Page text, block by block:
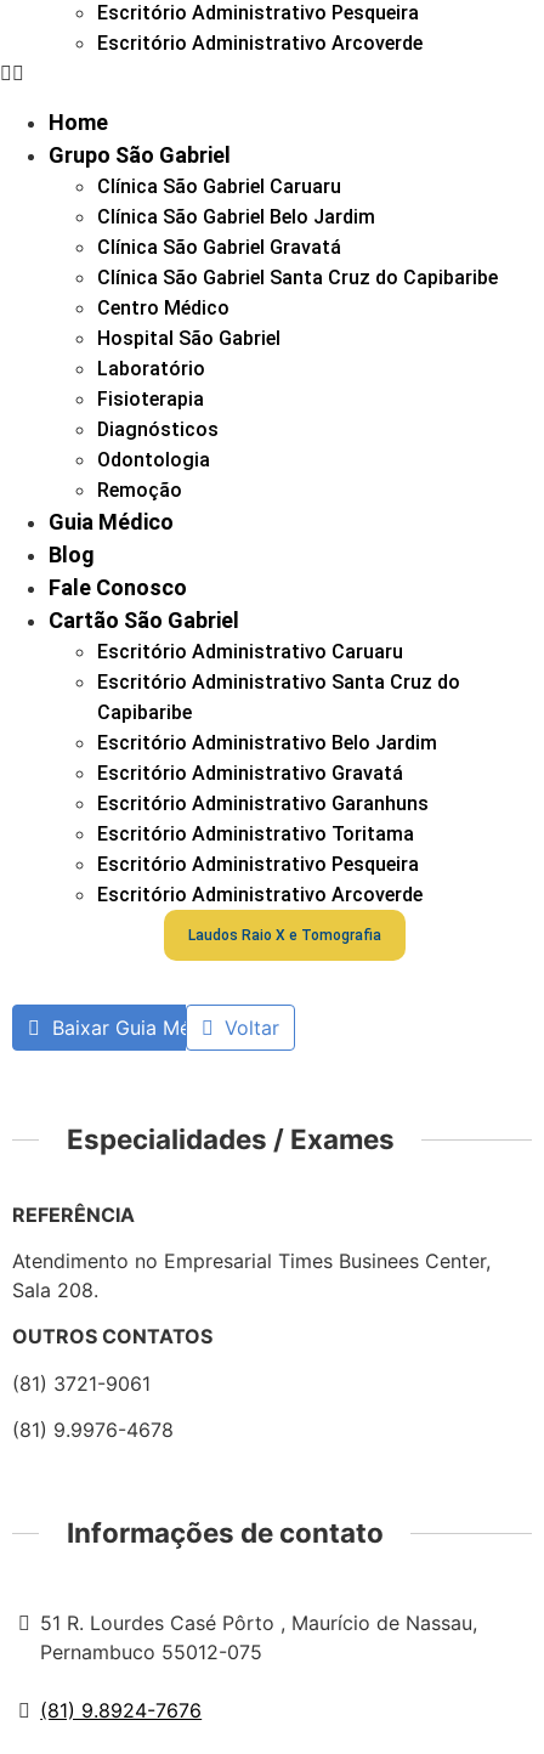
Escritório Administrativo Pesqueira
Escritório Administrativo Arcoverde
Home
Grupo São Gabriel
Clínica São Gabriel Caruaru
Clínica São Gabriel Belo Jardim
Clínica São Gabriel Gravatá
Clínica São Gabriel Santa Cruz do Capibaribe
Centro Médico
Hospital São Gabriel
Laboratório
Fisioterapia
Diagnósticos
Odontologia
Remoção
Guia Médico
Blog
Fale Conosco
Cartão São Gabriel
Escritório Administrativo Caruaru
Escritório Administrativo Santa Cruz do
Capibaribe
Escritório Administrativo Belo Jardim
Escritório Administrativo Gravatá
Escritório Administrativo Garanhuns
Escritório Administrativo Toritama
Escritório Administrativo Pesqueira
Escritório Administrativo Arcoverde
Laudos Raio X e Tomografia
Baixar Guia MédicoVoltar
Especialidades / Exames
REFERÊNCIA
Atendimento no Empresarial Times Businees Center,
Sala 208.
OUTROS CONTATOS
(81) 3721-9061
(81) 9.9976-4678
Informações de contato
51 R. Lourdes Casé Pôrto , Maurício de Nassau,
Pernambuco 55012-075
(81) 9.8924-7676